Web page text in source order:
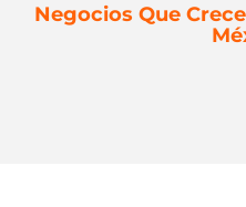
Negocios Que